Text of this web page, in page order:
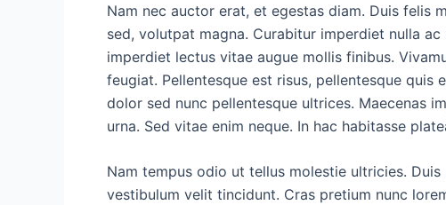
Nam nec auctor erat, et egestas diam. Duis felis
sed, volutpat magna. Curabitur imperdiet nulla
imperdiet lectus vitae augue mollis finibus.
feugiat. Pellentesque est risus, pellentesque
dolor sed nunc pellentesque ultrices. Maecenas
urna. Sed vitae enim neque. In hac habitasse
Nam tempus odio ut tellus molestie ultricies.
vestibulum velit tincidunt. Cras pretium nunc